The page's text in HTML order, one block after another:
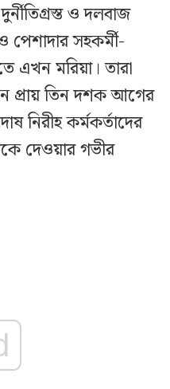
ও দলবাজ
সহকর্মী-
এখন মরিয়া। তারা
প্রায় তিন দশক আগের
নিরীহ কর্মকর্তাদের
দেওয়ার গভীর